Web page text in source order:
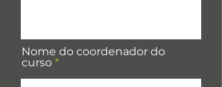
Nome do coordenador do
curso